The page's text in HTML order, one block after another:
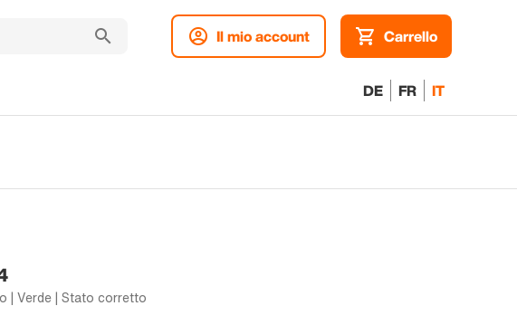
Il mio account Carrello
DE FR IT
| Verde | Stato corretto